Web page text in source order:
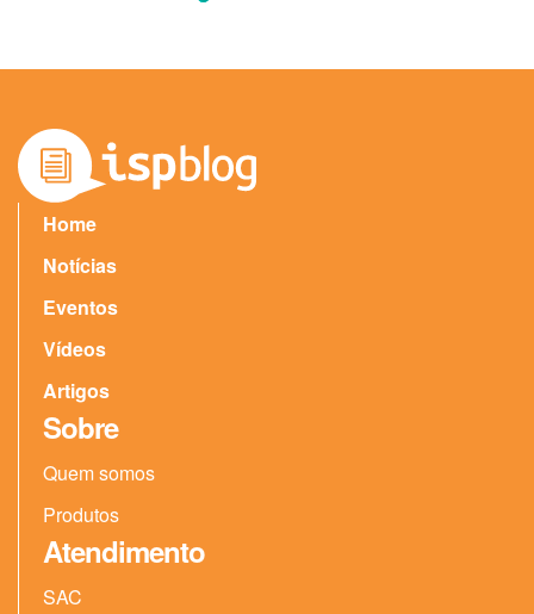
Home
Notícias
Eventos
Vídeos
Artigos
Sobre
Quem somos
Produtos
Atendimento
SAC